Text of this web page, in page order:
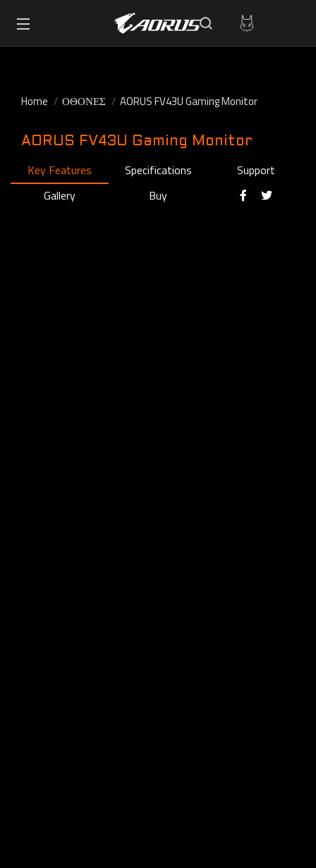
Home ΟΘΟΝΕΣ AORUS FV43U Gaming Monitor
AORUS FV43U Gaming Monitor
Key Features Specifications
Support
Gallery
Buy